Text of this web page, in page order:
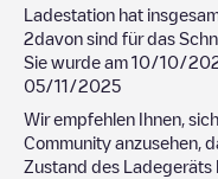
Ladestation hat
2davon sind für das
Sie wurde am 10/10/
05/11/2025
Wir empfehlen Ihnen,
Community anzusehen,
Zustand des Ladegeräts